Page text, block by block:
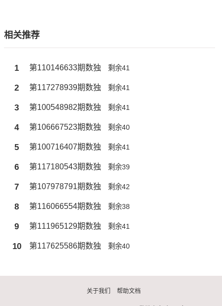
相关推荐
1 第110146633期数独 剩余41
2 第117278939期数独 剩余41
3 第100548982期数独 剩余41
4 第106667523期数独 剩余40
5 第100716407期数独 剩余41
6 第117180543期数独 剩余39
7 第107978791期数独 剩余42
8 第116066554期数独 剩余38
9 第111965129期数独 剩余41
10 第117625586期数独 剩余40
关于我们 帮助文档